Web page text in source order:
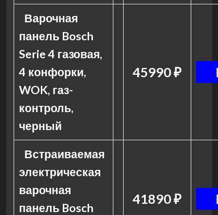
Варочная
панель Bosch
Serie 4 газовая,
4 конфорки,
WOK, газ-
контроль,
черный
45990 ₽
Встраиваемая
электрическая
варочная
панель Bosch
41890 ₽